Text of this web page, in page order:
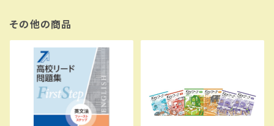
0：B0H4H39ZHY SKU：00
4020598
その他の商品